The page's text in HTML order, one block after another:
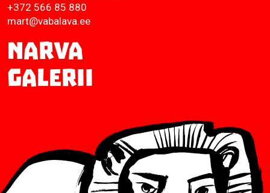
+372 566 85 880
mart@vabalava.ee
Narva
Galerii